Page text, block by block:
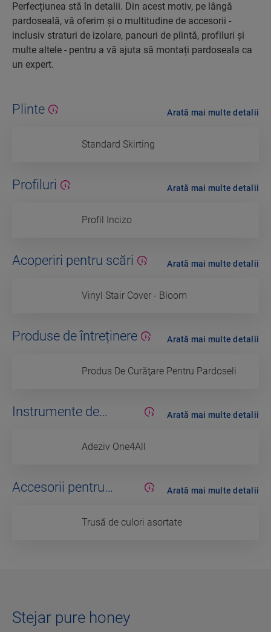
Perfecțiunea stă în detalii. Din acest motiv, pe lângă
pardoseală, vă oferim și o multitudine de accesorii -
inclusiv straturi de izolare, panouri de plintă, profiluri și
multe altele - pentru a vă ajuta să montați pardoseala ca
un expert.
Plinte
Standard Skirting
Arată mai multe detalii
Profiluri
Profil Incizo
Arată mai multe detalii
Acoperiri pentru scări
Vinyl Stair Cover - Bloom
Arată mai multe detalii
Produse de întreținere
Produs De Curăţare Pentru Pardoseli
Arată mai multe detalii
Instrumente de
Adeziv One4All
Arată mai multe detalii
Accesorii pentru
Trusă de culori asortate
Arată mai multe detalii
Stejar pure honey